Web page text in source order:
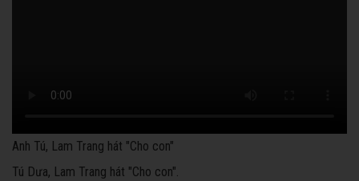
Anh Tú, Lam Trang hát "Cho con"
Tú Dưa, Lam Trang hát "Cho con".